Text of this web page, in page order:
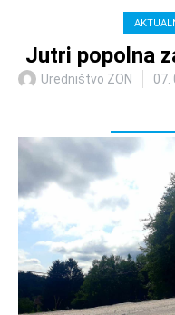
Jutri popolna
Uredništvo ZON 07.